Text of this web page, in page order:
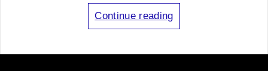
Continue reading